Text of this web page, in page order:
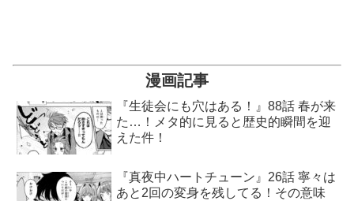
漫画記事
『生徒会にも穴はある！』88話 春が来
た…！メタ的に見ると歴史的瞬間を迎
えた件！
『真夜中ハートチューン』26話 寧々は
あと2回の変身を残してる！その意味